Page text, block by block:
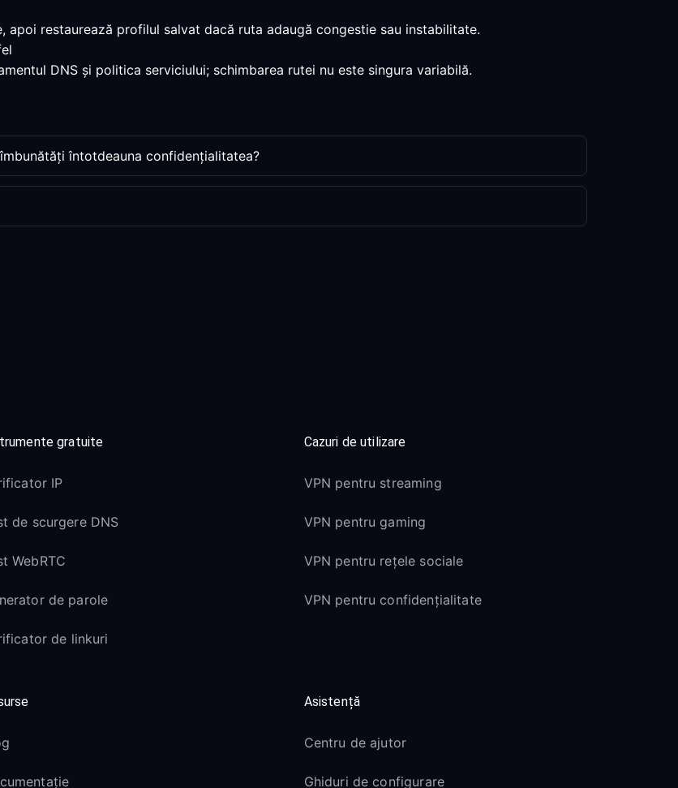
restaurează profilul salvat dacă ruta adaugă congestie sau instabilitate.
DNS și politica serviciului; schimbarea rutei nu este singura variabilă.
întotdeauna confidențialitatea?
gratuite
IP
de scurgere DNS
WebRTC
de parole
de linkuri
Cazuri de utilizare
VPN pentru streaming
VPN pentru gaming
VPN pentru rețele sociale
VPN pentru confidențialitate
Asistență
Centru de ajutor
Ghiduri de configurare